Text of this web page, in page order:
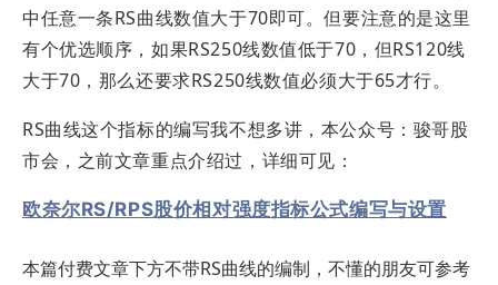
中任意一条RS曲线数值大于70即可。但要注意的是这里
有个优选顺序，如果RS250线数值低于70，但RS120线
大于70，那么还要求RS250线数值必须大于65才行。
RS曲线这个指标的编写我不想多讲，本公众号：骏哥股
市会，之前文章重点介绍过，详细可见：
欧奈尔RS/RPS股价相对强度指标公式编写与设置
本篇付费文章下方不带RS曲线的编制，不懂的朋友可参考